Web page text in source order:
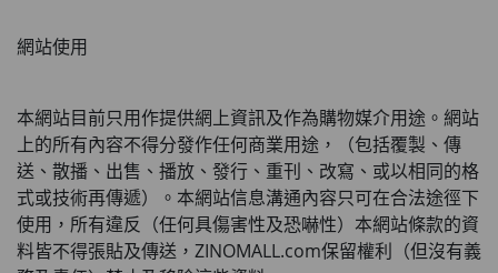
網站使用
本網站目前只用作提供網上資訊及作為購物媒介用途。網站
上的所有內容不得分發作任何商業用途，（包括覆製、傳
送、散播、出售、播放、發行、重刊、改寫、或以相同的格
式或技術再傳遞）。本網站信息溝通內容只可在合法途徑下
使用，所有違反（任何具傷害性及恐嚇性）本網站條款的資
料皆不得張貼及傳送， ZINOMALL.com保留權利（但沒有義